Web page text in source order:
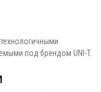
под брендом UNI-T.